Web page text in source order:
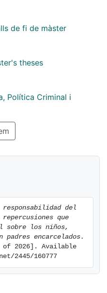
de fi de màster
theses
Política Criminal i
responsabilidad del
que
sobre los niños,
padres encarcelados.
of 2026]. Available
2445/160777